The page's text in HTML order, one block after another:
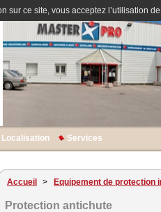
sur ce site, vous acceptez l’utilisation
Localisation Services
Accueil > Equipement de protection
Protection antichute